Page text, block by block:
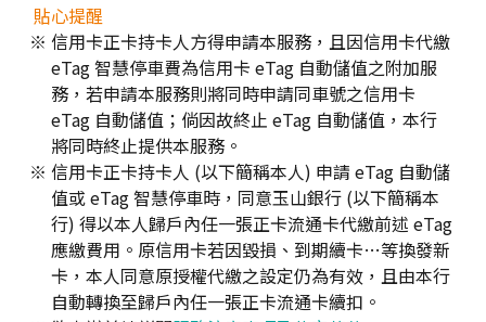
貼心提醒
信用卡正卡持卡人方得申請本服務，且因信用卡代繳
eTag 智慧停車費為信用卡 eTag 自動儲值之附加服
務，若申請本服務則將同時申請同車號之信用卡
eTag 自動儲值；倘因故終止 eTag 自動儲值，本行
將同時終止提供本服務。
信用卡正卡持卡人 (以下簡稱本人) 申請 eTag 自動儲
值或 eTag 智慧停車時，同意玉山銀行 (以下簡稱本
行) 得以本人歸戶內任一張正卡流通卡代繳前述 eTag
應繳費用。原信用卡若因毀損、到期續卡…等換發新
卡，本人同意原授權代繳之設定仍為有效，且由本行
自動轉換至歸戶內任一張正卡流通卡續扣。